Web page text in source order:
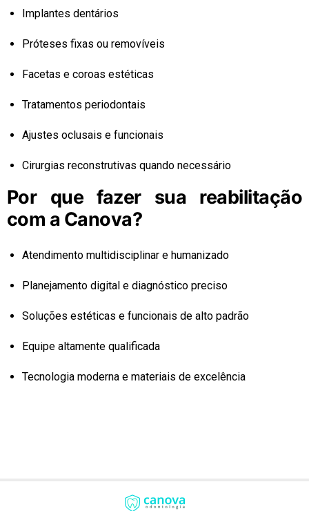
Implantes dentários
Próteses fixas ou removíveis
Facetas e coroas estéticas
Tratamentos periodontais
Ajustes oclusais e funcionais
Cirurgias reconstrutivas quando necessário
Por que fazer sua reabilitação
com a Canova?
Atendimento multidisciplinar e humanizado
Planejamento digital e diagnóstico preciso
Soluções estéticas e funcionais de alto padrão
Equipe altamente qualificada
Tecnologia moderna e materiais de excelência